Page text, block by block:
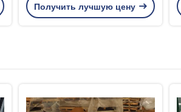
1550мм
Получить лучшую цену